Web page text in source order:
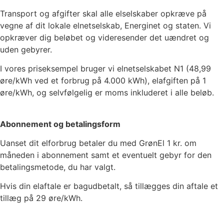
Transport og afgifter skal alle elselskaber opkræve på
vegne af dit lokale elnetselskab, Energinet og staten. Vi
opkræver dig beløbet og videresender det uændret og
uden gebyrer.
I vores priseksempel bruger vi elnetselskabet N1 (48,99
øre/kWh ved et forbrug på 4.000 kWh), elafgiften på 1
øre/kWh, og selvfølgelig er moms inkluderet i alle beløb.
Abonnement og betalingsform
Uanset dit elforbrug betaler du med GrønEl 1 kr. om
måneden i abonnement samt et eventuelt gebyr for den
betalingsmetode, du har valgt.
Hvis din elaftale er bagudbetalt, så tillægges din aftale et
tillæg på 29 øre/kWh.